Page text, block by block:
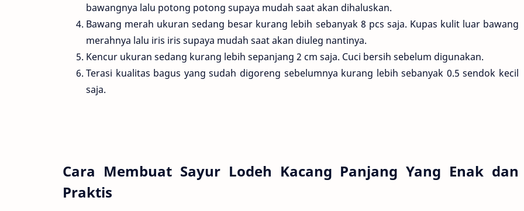
bawangnya lalu potong potong supaya mudah saat akan dihaluskan.
Bawang merah ukuran sedang besar kurang lebih sebanyak 8 pcs saja. Kupas kulit luar bawang
merahnya lalu iris iris supaya mudah saat akan diuleg nantinya.
Kencur ukuran sedang kurang lebih sepanjang 2 cm saja. Cuci bersih sebelum digunakan.
Terasi kualitas bagus yang sudah digoreng sebelumnya kurang lebih sebanyak 0.5 sendok kecil
saja.
Cara Membuat Sayur Lodeh Kacang Panjang Yang Enak dan
Praktis